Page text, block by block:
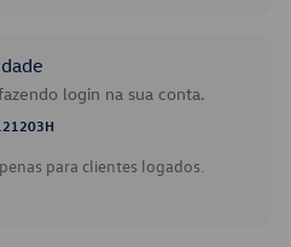
login na sua conta.
para clientes logados.